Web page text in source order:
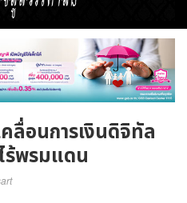
ลื่อนการเงินดิจิทัล
ร้พรมแดน